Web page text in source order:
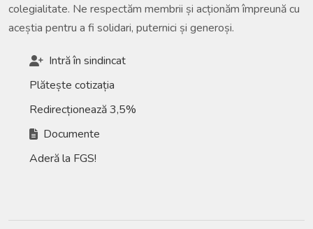
colegialitate. Ne respectăm membrii și acționăm împreună cu
aceștia pentru a fi solidari, puternici și generoși.
Intră în sindincat
Plătește cotizația
Redirecționează 3,5%
Documente
Aderă la FGS!